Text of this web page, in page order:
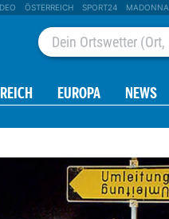
ÖSTERREICH SPORT24 MADONNA
EUROPA NEWS